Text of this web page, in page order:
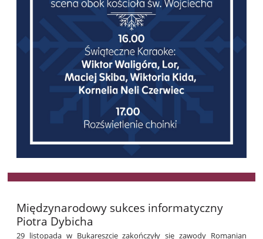
Międzynarodowy sukces informatyczny
Piotra Dybicha
29 listopada w Bukareszcie zakończyły się zawody Romanian